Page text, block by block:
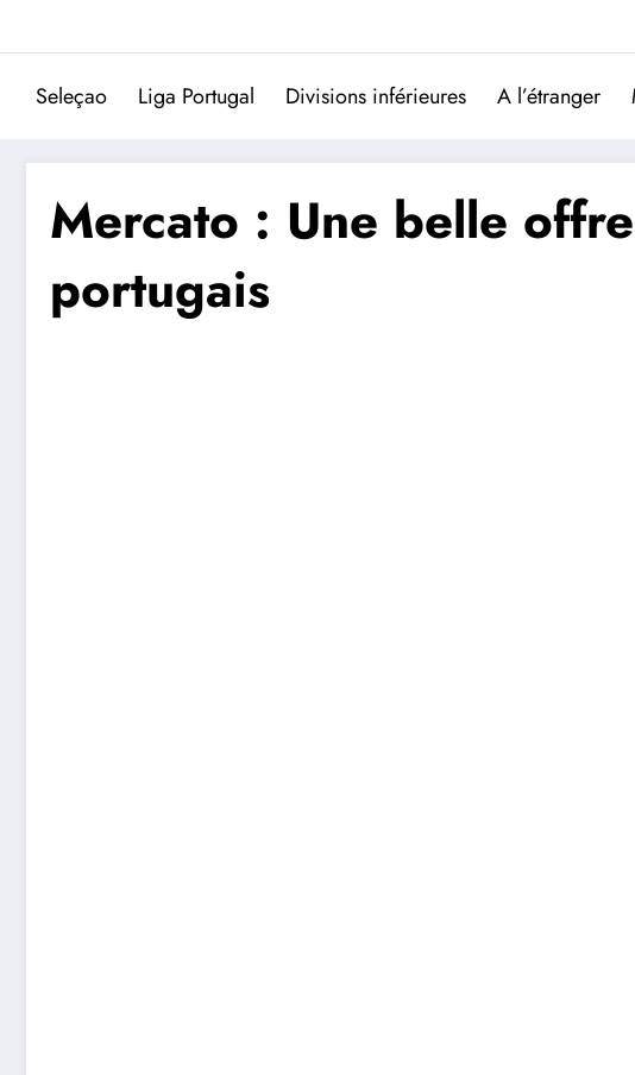
Seleçao Liga Portugal Divisions inférieures A l’étranger
Mercato : Une belle
portugais